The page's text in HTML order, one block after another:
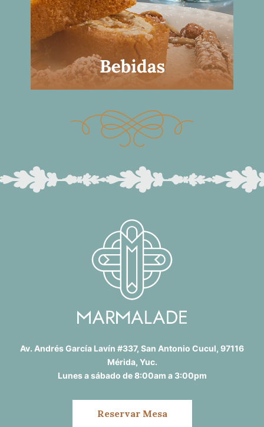
Av. Andrés García Lavín #337, San Antonio Cucul, 97116
Mérida, Yuc.
Lunes a sábado de 8:00am a 3:00pm
Reservar Mesa